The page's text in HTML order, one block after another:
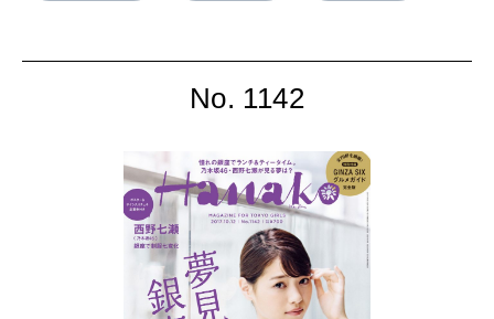
No. 1142